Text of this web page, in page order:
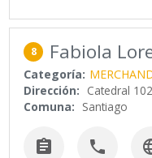
8 Fabiola
Categoría:
Dirección: Catedral
Comuna: Santiago
 